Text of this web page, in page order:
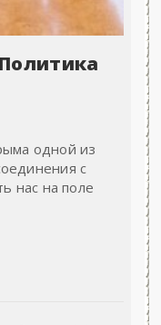
одной из
с
нас на поле